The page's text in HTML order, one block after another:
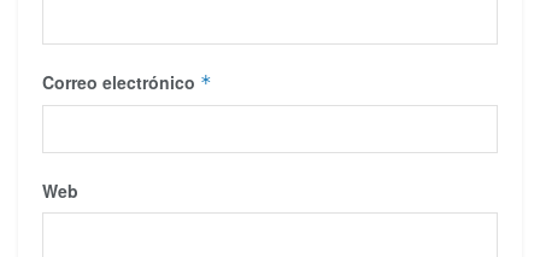
Correo electrónico *
Web